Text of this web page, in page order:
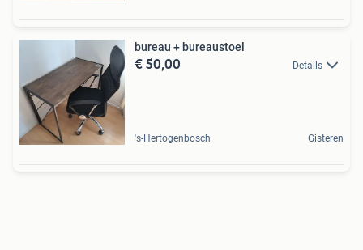
bureau + bureaustoel
€ 50,00 Details
's-Hertogenbosch Gisteren